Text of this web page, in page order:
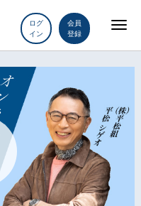
ログ
イン
会員
登録